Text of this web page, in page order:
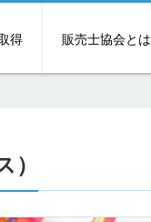
得 販売士協会とは
）